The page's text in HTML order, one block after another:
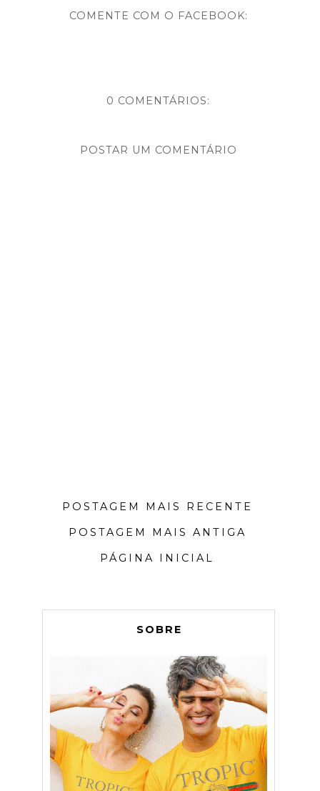
COMENTE COM O FACEBOOK:
0 COMENTÁRIOS:
POSTAR UM COMENTÁRIO
POSTAGEM MAIS RECENTE
POSTAGEM MAIS ANTIGA
PÁGINA INICIAL
SOBRE